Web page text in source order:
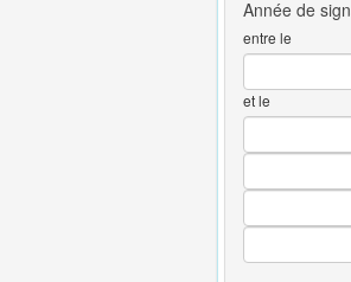
entre le
et le